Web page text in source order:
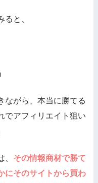
と、
ながら、本当に勝てる
でアフィリエイト狙い
その情報商材で勝て
にそのサイトから買わ